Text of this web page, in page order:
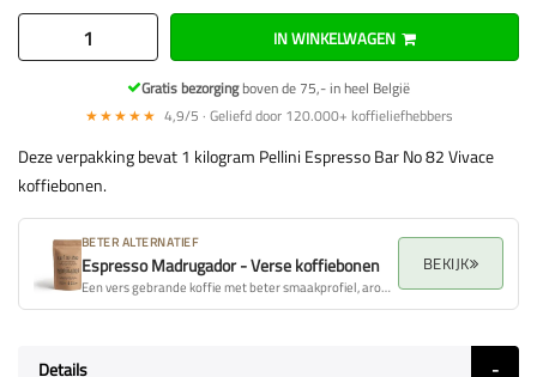
IN WINKELWAGEN
Gratis bezorgingboven de 75,- in heel België
★★★★★ 4,9/5 · Geliefd door 120.000+ koffieliefhebbers
Deze verpakking bevat 1 kilogram Pellini Espresso Bar No 82 Vivace
koffiebonen.
BETER ALTERNATIEF
Espresso Madrugador - Verse koffiebonen
Een vers gebrande koffie met beter smaakprofiel, aroma en algehele kwaliteit.
BEKIJK
Details